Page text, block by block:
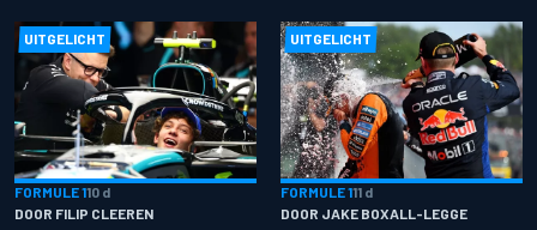
UITGELICHT
FORMULE 110 d
DOOR FILIP CLEEREN
UITGELICHT
FORMULE 111 d
DOOR JAKE BOXALL-LEGGE